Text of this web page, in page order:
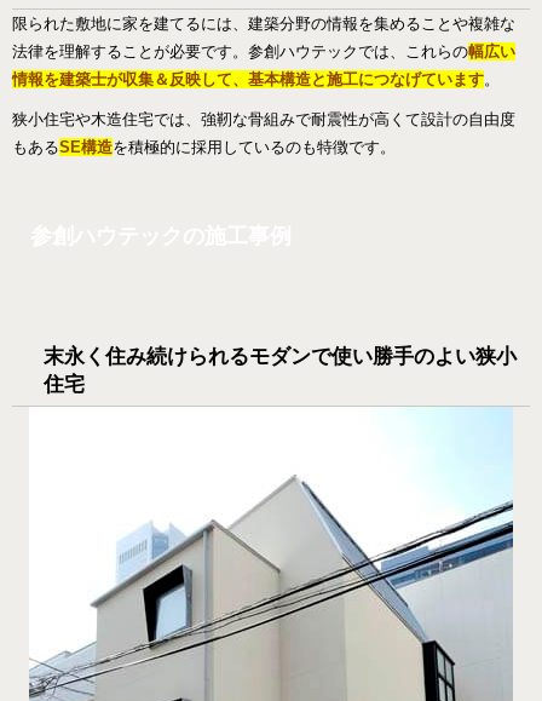
限られた敷地に家を建てるには、建築分野の情報を集めることや複雑な
法律を理解することが必要です。参創ハウテックでは、これらの幅広い
情報を建築士が収集＆反映して、基本構造と施工につなげています。
狭小住宅や木造住宅では、強靭な骨組みで耐震性が高くて設計の自由度
もあるSE構造を積極的に採用しているのも特徴です。
末永く住み続けられるモダンで使い勝手のよい狭小
住宅